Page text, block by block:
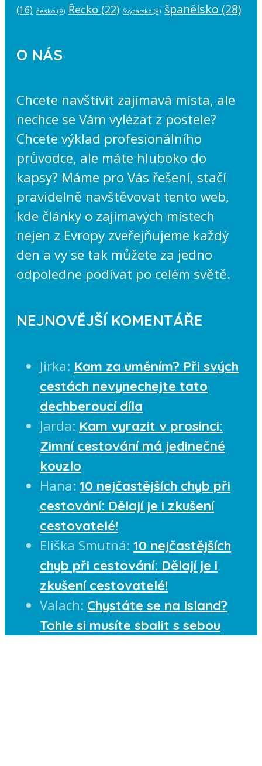
(16) česko (9) Řecko (22) Švýcarsko (8) španělsko (28)
O NÁS
Chcete navštívit zajímavá místa, ale
nechce se Vám vylézat z postele?
Chcete výklad profesionálního
průvodce, ale máte hluboko do
kapsy? Máme pro Vás řešení, stačí
pravidelně navštěvovat tento web,
kde články o zajímavých místech
nejen z Evropy zveřejňujeme každý
den a vy se tak můžete za jedno
odpoledne podívat po celém světě.
NEJNOVĚJŠÍ KOMENTÁŘE
Jirka: Kam za uměním? Při svých
cestách nevynechejte tato
dechberoucí díla
Jarda: Kam vyrazit v prosinci:
Zimní cestování má jedinečné
kouzlo
Hana: 10 nejčastějších chyb při
cestování: Dělají je i zkušení
cestovatelé!
Eliška Smutná: 10 nejčastějších
chyb při cestování: Dělají je i
zkušení cestovatelé!
Valach: Chystáte se na Island?
Tohle si musíte sbalit s sebou